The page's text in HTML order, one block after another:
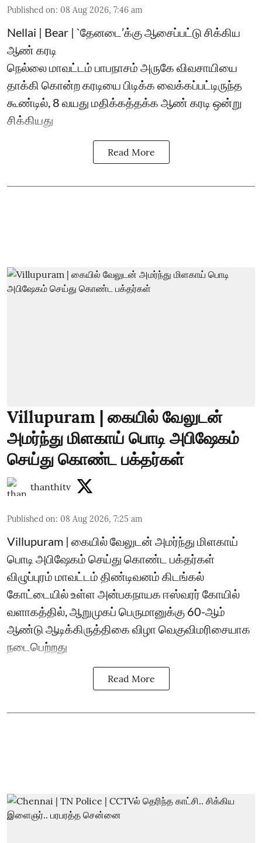
Published on: 08 Aug 2026, 7:46 am
Nellai | Bear | `தேனடை’க்கு ஆசைப்பட்டு சிக்கிய
ஆண் கரடி
நெல்லை மாவட்டம் பாபநாசம் அருகே விவசாயியை
தாக்கி கொன்ற கரடியை பிடிக்க வைக்கப்பட்டிருந்த
கூண்டில், 8 வயது மதிக்கத்தக்க ஆண் கரடி ஒன்று
சிக்கியது
Read More
Villupuram | கையில் வேலுடன்
அமர்ந்து மிளகாய் பொடி அபிஷேகம்
செய்து கொண்ட பக்தர்கள்
thanthitv
Published on: 08 Aug 2026, 7:25 am
Villupuram | கையில் வேலுடன் அமர்ந்து மிளகாய்
பொடி அபிஷேகம் செய்து கொண்ட பக்தர்கள்
விழுப்புரம் மாவட்டம் திண்டிவனம் கிடங்கல்
கோட்டையில் உள்ள அன்பகநாயக ஈஸ்வரர் கோயில்
வளாகத்தில், ஆறுமுகப் பெருமானுக்கு 60-ஆம்
ஆண்டு ஆடிக்கிருத்திகை விழா வெகுவிமரிசையாக
நடைபெற்றது
Read More